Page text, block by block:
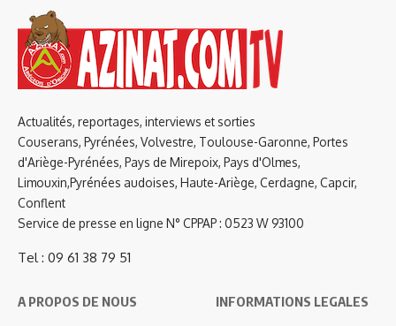
Actualités, reportages, interviews et sorties
Couserans, Pyrénées, Volvestre, Toulouse-Garonne, Portes
d'Ariège-Pyrénées, Pays de Mirepoix, Pays d'Olmes,
Limouxin,Pyrénées audoises, Haute-Ariège, Cerdagne, Capcir,
Conflent
Service de presse en ligne N° CPPAP : 0523 W 93100
Tel : 09 61 38 79 51
A PROPOS DE NOUS INFORMATIONS LEGALES